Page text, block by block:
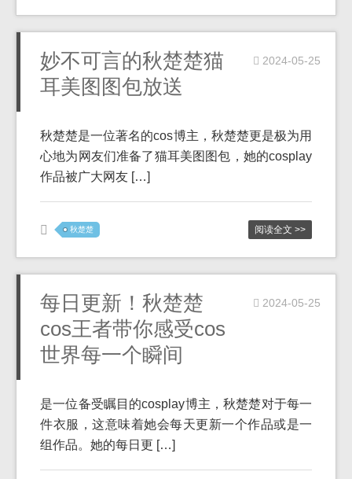
妙不可言的秋楚楚猫
耳美图图包放送
2024-05-25
秋楚楚是一位著名的cos博主，秋楚楚更是极为用
心地为网友们准备了猫耳美图图包，她的cosplay
作品被广大网友 […]
秋楚楚 阅读全文 >>
每日更新！秋楚楚
cos王者带你感受cos
世界每一个瞬间
2024-05-25
是一位备受瞩目的cosplay博主，秋楚楚对于每一
件衣服，这意味着她会每天更新一个作品或是一
组作品。她的每日更 […]